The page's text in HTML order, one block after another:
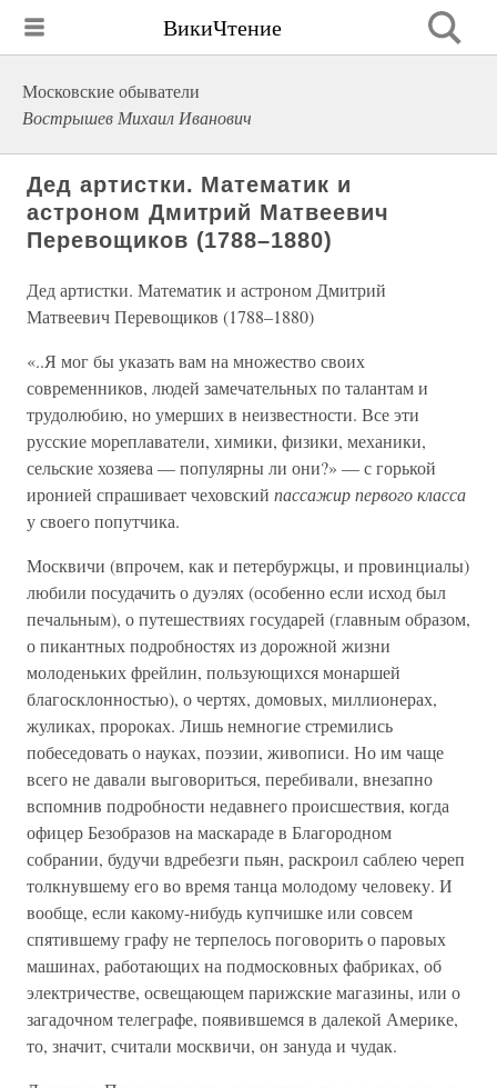
ВикиЧтение
Московские обыватели
Вострышев Михаил Иванович
Дед артистки. Математик и
астроном Дмитрий Матвеевич
Перевощиков (1788–1880)
Дед артистки. Математик и астроном Дмитрий
Матвеевич Перевощиков (1788–1880)
«..Я мог бы указать вам на множество своих
современников, людей замечательных по талантам и
трудолюбию, но умерших в неизвестности. Все эти
русские мореплаватели, химики, физики, механики,
сельские хозяева — популярны ли они?» — с горькой
иронией спрашивает чеховский пассажир первого класса
у своего попутчика.
Москвичи (впрочем, как и петербуржцы, и провинциалы)
любили посудачить о дуэлях (особенно если исход был
печальным), о путешествиях государей (главным образом,
о пикантных подробностях из дорожной жизни
молоденьких фрейлин, пользующихся монаршей
благосклонностью), о чертях, домовых, миллионерах,
жуликах, пророках. Лишь немногие стремились
побеседовать о науках, поэзии, живописи. Но им чаще
всего не давали выговориться, перебивали, внезапно
вспомнив подробности недавнего происшествия, когда
офицер Безобразов на маскараде в Благородном
собрании, будучи вдребезги пьян, раскроил саблею череп
толкнувшему его во время танца молодому человеку. И
вообще, если какому-нибудь купчишке или совсем
спятившему графу не терпелось поговорить о паровых
машинах, работающих на подмосковных фабриках, об
электричестве, освещающем парижские магазины, или о
загадочном телеграфе, появившемся в далекой Америке,
то, значит, считали москвичи, он зануда и чудак.